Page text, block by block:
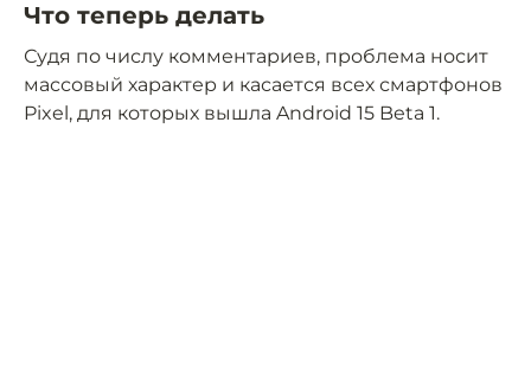
Что теперь делать
Судя по числу комментариев, проблема носит
массовый характер и касается всех смартфонов
Pixel, для которых вышла Android 15 Beta 1.